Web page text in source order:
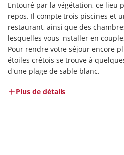
Entouré par la végétation, ce lieu
repos. Il compte trois piscines et
restaurant, ainsi que des
lesquelles vous installer en
Pour rendre votre séjour encore
étoiles crétois se trouve à
d'une plage de sable blanc.
Plus de détails